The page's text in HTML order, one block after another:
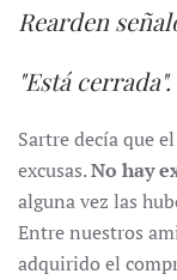
Rearden
"Está cerrada".
Sartre decía que
excusas.No hay
alguna vez las
Entre nuestros
adquirido el